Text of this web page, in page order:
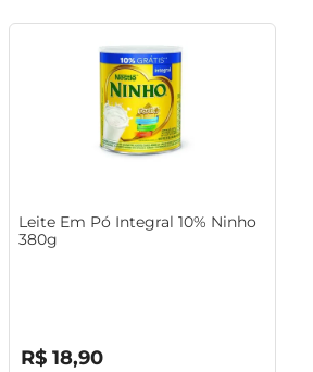
Leite Em Pó Integral 10% Ninho
380g
R$ 18,90